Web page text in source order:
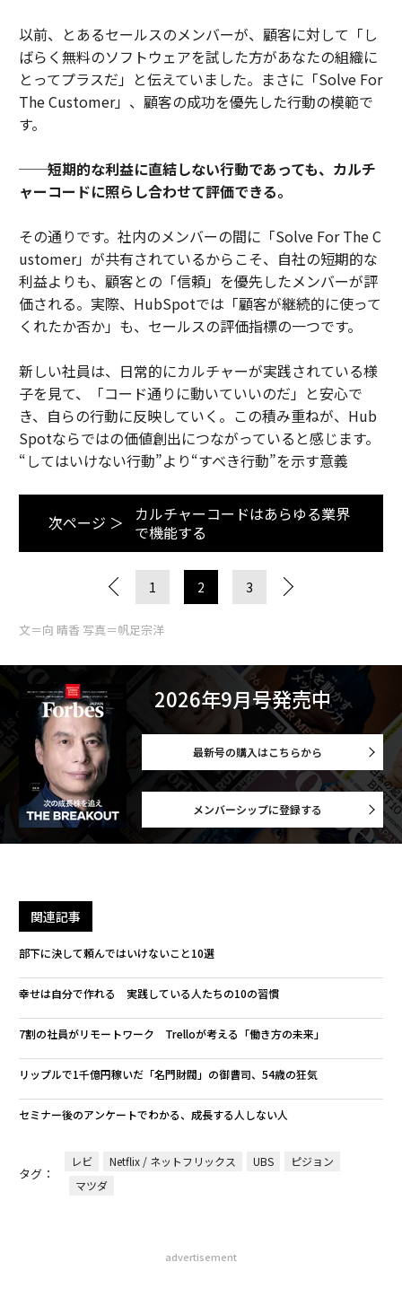
以前、とあるセールスのメンバーが、顧客に対して「し
ばらく無料のソフトウェアを試した方があなたの組織に
とってプラスだ」と伝えていました。まさに「Solve For
The Customer」、顧客の成功を優先した行動の模範で
す。
──短期的な利益に直結しない行動であっても、カルチ
ャーコードに照らし合わせて評価できる。
その通りです。社内のメンバーの間に「Solve For The C
ustomer」が共有されているからこそ、自社の短期的な
利益よりも、顧客との「信頼」を優先したメンバーが評
価される。実際、HubSpotでは「顧客が継続的に使って
くれたか否か」も、セールスの評価指標の一つです。
新しい社員は、日常的にカルチャーが実践されている様
子を見て、「コード通りに動いていいのだ」と安心で
き、自らの行動に反映していく。この積み重ねが、Hub
Spotならではの価値創出につながっていると感じます。
“してはいけない行動”より“すべき行動”を示す意義
次ページ ＞
カルチャーコードはあらゆる業界
で機能する
1 2 3
文＝向 晴香 写真＝帆足宗洋
2026年9月号発売中
最新号の購入はこちらから
メンバーシップに登録する
関連記事
部下に決して頼んではいけないこと10選
幸せは自分で作れる 実践している人たちの10の習慣
7割の社員がリモートワーク Trelloが考える「働き方の未来」
リップルで1千億円稼いだ「名門財閥」の御曹司、54歳の狂気
セミナー後のアンケートでわかる、成長する人しない人
タグ：
レビ Netflix / ネットフリックス UBS
ピジョン
マツダ
advertisement